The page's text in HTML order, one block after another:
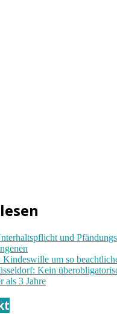
und
um so
Kein
als 3 Jahre